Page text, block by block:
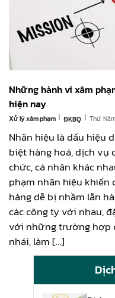
Những hành vi xâm
hiện nay
Xử lý xâm phạm | ĐKBQ | Thứ
Nhãn hiệu là dấu hiệu
biệt hàng hoá, dịch vụ
chức, cá nhân khác
phạm nhãn hiệu khiến
hàng dễ bị nhầm lẫn
các công ty với nhau,
với những trường hợp
nhái, làm […]